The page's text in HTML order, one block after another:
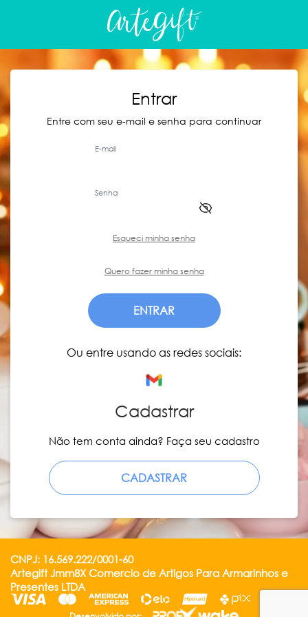
Entrar
Entre com seu e-mail e senha para continuar
E-mail
Senha
Esqueci minha senha
Quero fazer minha senha
ENTRAR
Ou entre usando as redes sociais:
Cadastrar
Não tem conta ainda? Faça seu cadastro
CADASTRAR
CNPJ: 16.569.222/0001-60
Artegift Jmm8X Comercio de Artigos Para Armarinhos e
Presentes LTDA